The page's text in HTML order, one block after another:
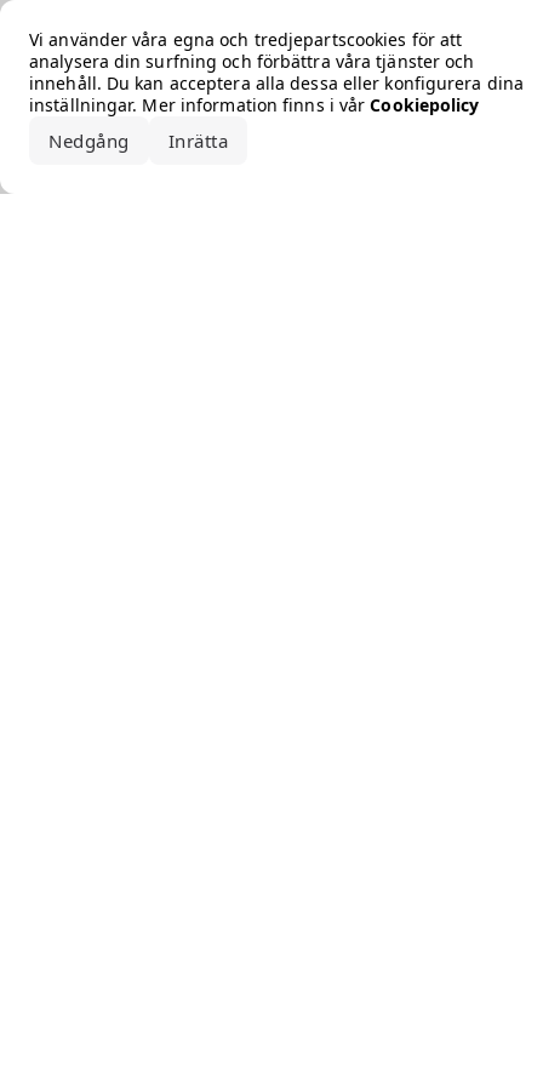
Vi använder våra egna och tredjepartscookies för att
analysera din surfning och förbättra våra tjänster och
innehåll. Du kan acceptera alla dessa eller konfigurera dina
inställningar. Mer information finns i vårCookiepolicy
Nedgång Inrätta
Error loading the brand